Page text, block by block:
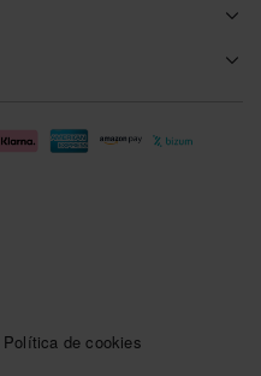
Política de cookies